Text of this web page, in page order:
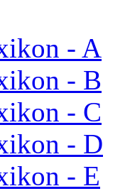
- A
- B
- C
- D
- E